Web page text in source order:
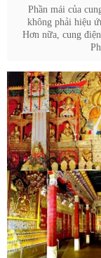
Phần mái của
không phải hiệu
Hơn nữa, cung